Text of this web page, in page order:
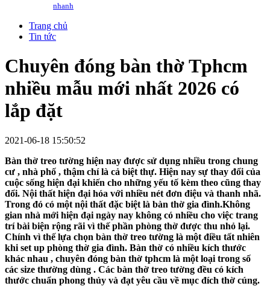
nhanh
Trang chủ
Tin tức
Chuyên đóng bàn thờ Tphcm
nhiều mẫu mới nhất 2026 có
lắp đặt
2021-06-18 15:50:52
Bàn thờ treo tường hiện nay được sử dụng nhiều trong chung
cư , nhà phố , thậm chí là cả biệt thự. Hiện nay sự thay đổi của
cuộc sống hiện đại khiến cho những yếu tố kèm theo cũng thay
đổi. Nội thất hiện đại hóa với nhiều nét đơn điệu và thanh nhã.
Trong đó có một nội thất đặc biệt là bàn thờ gia đình.Không
gian nhà mới hiện đại ngày nay không có nhiều cho việc trang
trí bài biện rộng rãi vì thế phần phòng thờ được thu nhỏ lại.
Chính vì thế lựa chọn bàn thờ treo tường là một điều tất nhiên
khi set up phòng thờ gia đình. Bàn thờ có nhiều kích thước
khác nhau , chuyên đóng bàn thờ tphcm là một loại trong số
các size thường dùng . Các bàn thờ treo tường đều có kích
thước chuẩn phong thủy và đạt yêu cầu về mục đích thờ cúng.